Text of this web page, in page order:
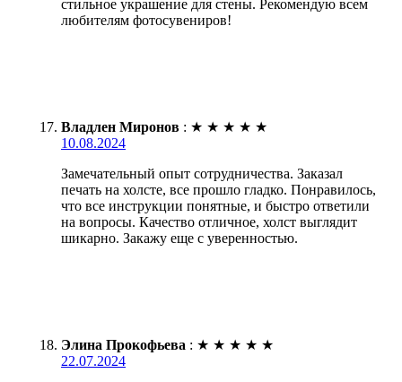
стильное украшение для стены. Рекомендую всем
любителям фотосувениров!
Владлен Миронов : ★ ★ ★ ★ ★
10.08.2024
Замечательный опыт сотрудничества. Заказал
печать на холсте, все прошло гладко. Понравилось,
что все инструкции понятные, и быстро ответили
на вопросы. Качество отличное, холст выглядит
шикарно. Закажу еще с уверенностью.
Элина Прокофьева : ★ ★ ★ ★ ★
22.07.2024